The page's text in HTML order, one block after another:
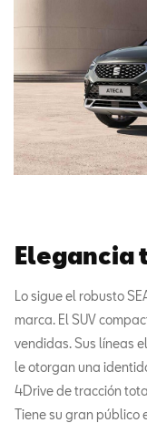
Elegancia
Lo sigue el robusto
marca. El SUV
vendidas. Sus líneas
le otorgan una
4Drive de tracción
Tiene su gran público